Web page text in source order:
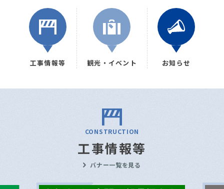
工事情報等 観光・イベント お知らせ
CONSTRUCTION
工事情報等
バナー一覧を見る